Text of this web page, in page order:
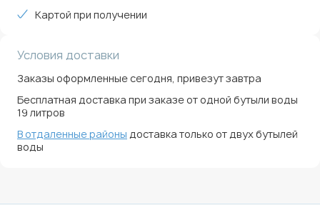
Картой при получении
Условия доставки
Заказы оформленные сегодня, привезут завтра
Бесплатная доставка при заказе от одной бутыли воды
19 литров
В отдаленные районы доставка только от двух бутылей
воды